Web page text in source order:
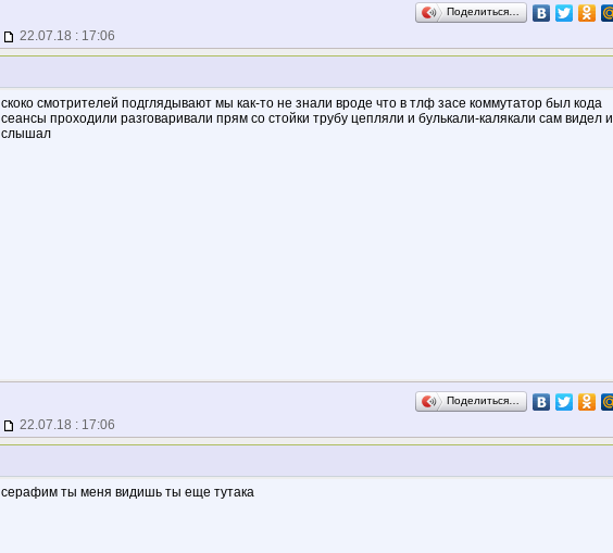
Поделиться…
22.07.18 : 17:06
скоко смотрителей подглядывают мы как-то не знали вроде что в тлф засе коммутатор был кода
сеансы проходили разговаривали прям со стойки трубу цепляли и булькали-калякали сам видел и
слышал
Поделиться…
22.07.18 : 17:06
серафим ты меня видишь ты еще тутака